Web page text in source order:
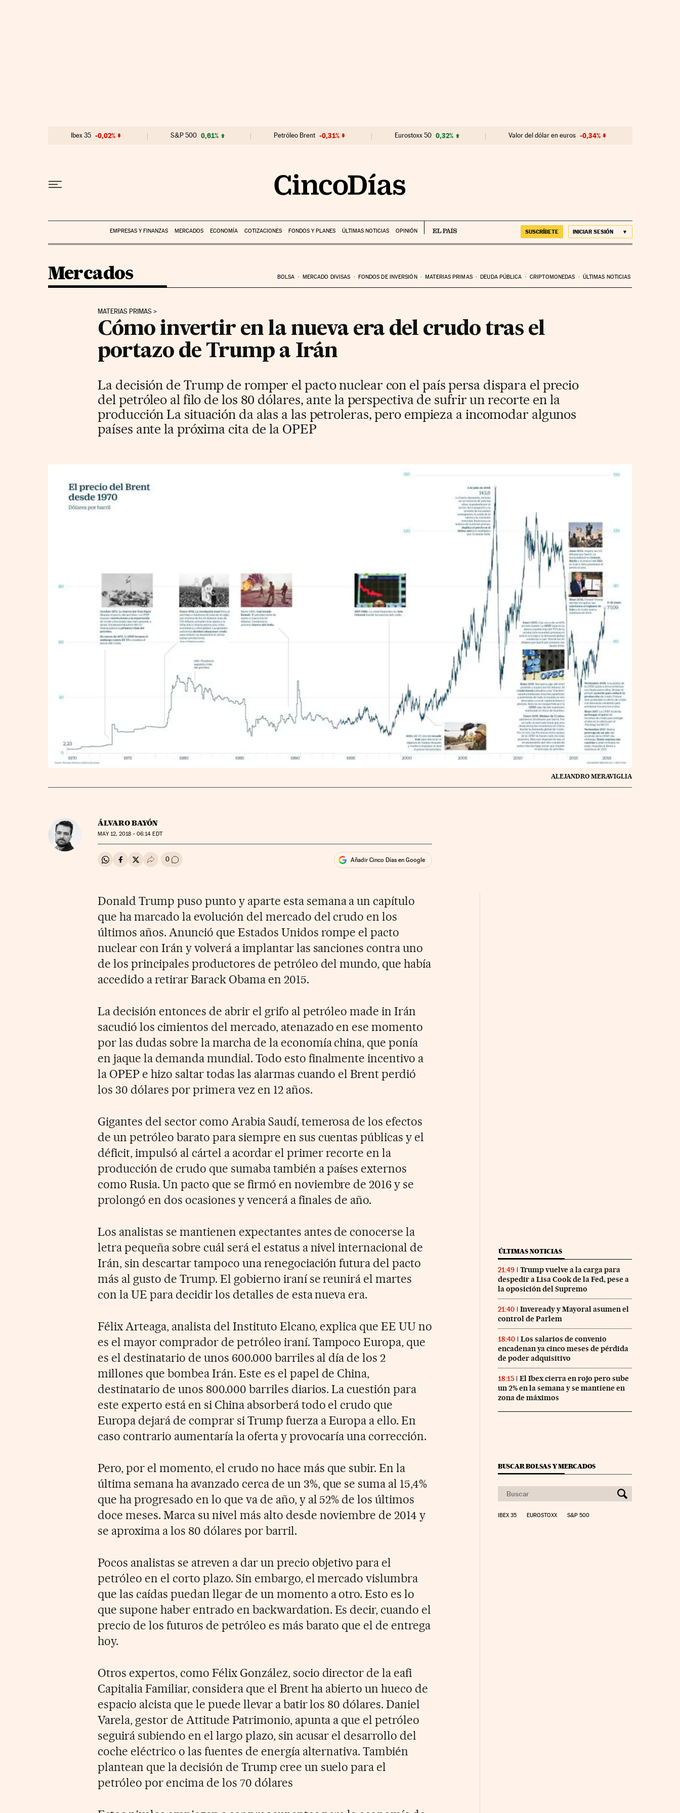
Ibex 35 -0,02% S&P 500 0,61% Petróleo Brent -0,31% Eurostoxx 50 0,32% Valor del dólar en euros -0,34%
EMPRESAS Y FINANZAS MERCADOS ECONOMÍA COTIZACIONES FONDOS Y PLANES ÚLTIMAS NOTICIAS OPINIÓN SUSCRÍBETE INICIAR SESIÓN
Mercados BOLSA MERCADO DIVISAS FONDOS DE INVERSIÓN MATERIAS PRIMAS DEUDA PÚBLICA CRIPTOMONEDAS ÚLTIMAS NOTICIAS
MATERIAS PRIMAS
Cómo invertir en la nueva era del crudo tras el
portazo de Trump a Irán
La decisión de Trump de romper el pacto nuclear con el país persa dispara el precio
del petróleo al filo de los 80 dólares, ante la perspectiva de sufrir un recorte en la
producción La situación da alas a las petroleras, pero empieza a incomodar algunos
países ante la próxima cita de la OPEP
ALEJANDRO MERAVIGLIA
ÁLVARO BAYÓN
MAY12, 2018 - 06:14 EDT
Compartir en Whatsapp
Compartir en Facebook
Compartir en Twitter
Desplegar Redes Sociales
0 Ir a los comentarios Añadir Cinco Días en Google
Donald Trump puso punto y aparte esta semana a un capítulo
que ha marcado la evolución del mercado del crudo en los
últimos años. Anunció que Estados Unidos rompe el pacto
nuclear con Irán y volverá a implantar las sanciones contra uno
de los principales productores de petróleo del mundo, que había
accedido a retirar Barack Obama en 2015.
La decisión entonces de abrir el grifo al petróleo made in Irán
sacudió los cimientos del mercado, atenazado en ese momento
por las dudas sobre la marcha de la economía china, que ponía
en jaque la demanda mundial. Todo esto finalmente incentivo a
la OPEP e hizo saltar todas las alarmas cuando el Brent perdió
los 30 dólares por primera vez en 12 años.
Gigantes del sector como Arabia Saudí, temerosa de los efectos
de un petróleo barato para siempre en sus cuentas públicas y el
déficit, impulsó al cártel a acordar el primer recorte en la
producción de crudo que sumaba también a países externos
como Rusia. Un pacto que se firmó en noviembre de 2016 y se
prolongó en dos ocasiones y vencerá a finales de año.
Los analistas se mantienen expectantes antes de conocerse la
letra pequeña sobre cuál será el estatus a nivel internacional de
Irán, sin descartar tampoco una renegociación futura del pacto
más al gusto de Trump. El gobierno iraní se reunirá el martes
con la UE para decidir los detalles de esta nueva era.
Félix Arteaga, analista del Instituto Elcano, explica que EE UU no
es el mayor comprador de petróleo iraní. Tampoco Europa, que
es el destinatario de unos 600.000 barriles al día de los 2
millones que bombea Irán. Este es el papel de China,
destinatario de unos 800.000 barriles diarios. La cuestión para
este experto está en si China absorberá todo el crudo que
Europa dejará de comprar si Trump fuerza a Europa a ello. En
caso contrario aumentaría la oferta y provocaría una corrección.
Pero, por el momento, el crudo no hace más que subir. En la
última semana ha avanzado cerca de un 3%, que se suma al 15,4%
que ha progresado en lo que va de año, y al 52% de los últimos
doce meses. Marca su nivel más alto desde noviembre de 2014 y
se aproxima a los 80 dólares por barril.
Pocos analistas se atreven a dar un precio objetivo para el
petróleo en el corto plazo. Sin embargo, el mercado vislumbra
que las caídas puedan llegar de un momento a otro. Esto es lo
que supone haber entrado en backwardation. Es decir, cuando el
precio de los futuros de petróleo es más barato que el de entrega
hoy.
Otros expertos, como Félix González, socio director de la eafi
Capitalia Familiar, considera que el Brent ha abierto un hueco de
espacio alcista que le puede llevar a batir los 80 dólares. Daniel
Varela, gestor de Attitude Patrimonio, apunta a que el petróleo
seguirá subiendo en el largo plazo, sin acusar el desarrollo del
coche eléctrico o las fuentes de energía alternativa. También
plantean que la decisión de Trump cree un suelo para el
petróleo por encima de los 70 dólares
ÚLTIMAS NOTICIAS
21:49
Trump vuelve a la carga para
despedir a Lisa Cook de la Fed, pese a
la oposición del Supremo
21:40
Inveready y Mayoral asumen el
control de Parlem
18:40
Los salarios de convenio
encadenan ya cinco meses de pérdida
de poder adquisitivo
18:15
El Ibex cierra en rojo pero sube
un 2% en la semana y se mantiene en
zona de máximos
BUSCAR BOLSAS Y MERCADOS
IBEX 35 EUROSTOXX S&P 500